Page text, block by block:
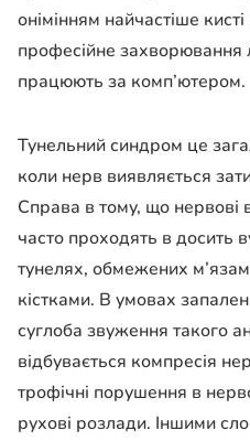
онімінням найчастіше
професійне захворювання
працюють за комп’ютером.
Тунельний синдром це
коли нерв виявляється
Справа в тому, що нервові
часто проходять в досить
тунелях, обмежених
кістками. В умовах
суглоба звуження такого
відбувається компресія
трофічні порушення в
рухові розлади. Іншими